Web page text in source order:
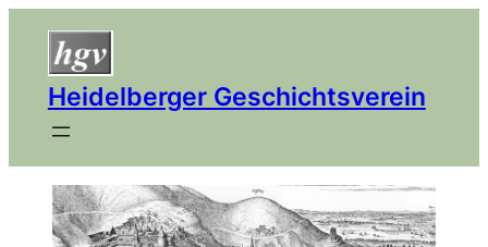
Heidelberger Geschichtsverein